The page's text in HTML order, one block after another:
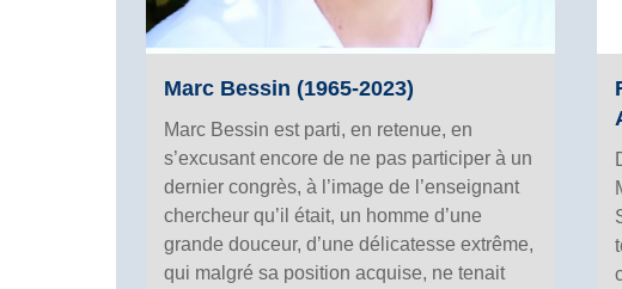
Marc Bessin (1965-2023)
Marc Bessin est parti, en retenue, en
s’excusant encore de ne pas participer à un
dernier congrès, à l’image de l’enseignant
chercheur qu’il était, un homme d’une
grande douceur, d’une délicatesse extrême,
qui malgré sa position acquise, ne tenait